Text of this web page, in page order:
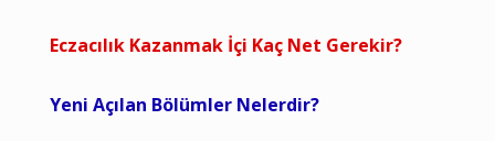
Eczacılık Kazanmak İçi Kaç Net Gerekir?
Yeni Açılan Bölümler Nelerdir?